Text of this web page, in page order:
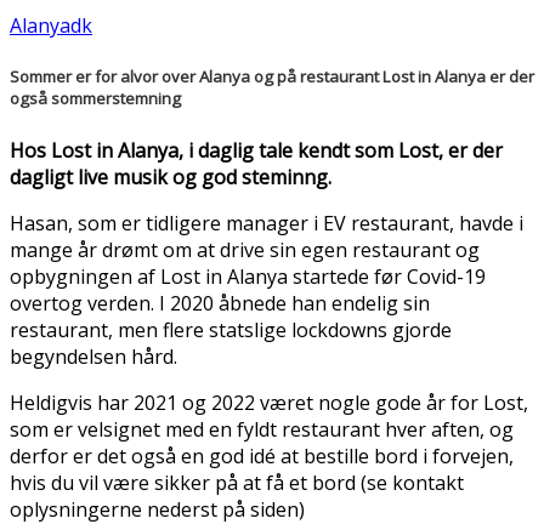
Alanyadk
Sommer er for alvor over Alanya og på restaurant Lost in Alanya er der
også sommerstemning
Hos Lost in Alanya, i daglig tale kendt som Lost, er der
dagligt live musik og god steminng.
Hasan, som er tidligere manager i EV restaurant, havde i
mange år drømt om at drive sin egen restaurant og
opbygningen af Lost in Alanya startede før Covid-19
overtog verden. I 2020 åbnede han endelig sin
restaurant, men flere statslige lockdowns gjorde
begyndelsen hård.
Heldigvis har 2021 og 2022 været nogle gode år for Lost,
som er velsignet med en fyldt restaurant hver aften, og
derfor er det også en god idé at bestille bord i forvejen,
hvis du vil være sikker på at få et bord (se kontakt
oplysningerne nederst på siden)